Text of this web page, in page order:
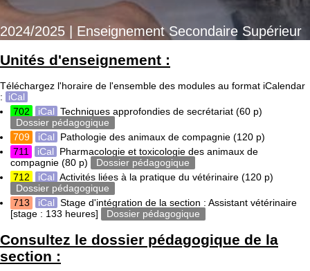
2024/2025 | Enseignement Secondaire Supérieur
Unités d'enseignement :
Téléchargez l'horaire de l'ensemble des modules au format iCalendar
:
iCal
702
iCal Techniques approfondies de secrétariat(60 p)
Dossier pédagogique
709
iCal Pathologie des animaux de compagnie(120 p)
711
iCal
Pharmacologie et toxicologie des animaux de
compagnie (80 p)
Dossier pédagogique
712
iCal Activités liées à la pratique du vétérinaire(120 p)
Dossier pédagogique
713
iCal Stage d'intégration de la section : Assistant vétérinaire
[stage : 133 heures]
Dossier pédagogique
Consultez le dossier pédagogique de la
section :